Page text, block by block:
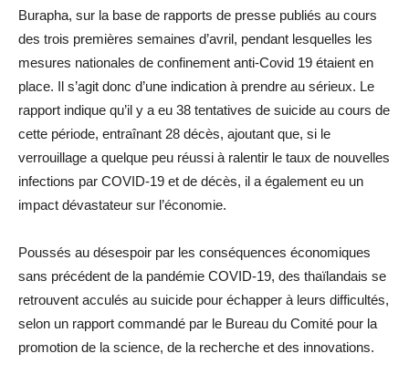
Burapha, sur la base de rapports de presse publiés au cours
des trois premières semaines d’avril, pendant lesquelles les
mesures nationales de confinement anti-Covid 19 étaient en
place. Il s’agit donc d’une indication à prendre au sérieux. Le
rapport indique qu’il y a eu 38 tentatives de suicide au cours de
cette période, entraînant 28 décès, ajoutant que, si le
verrouillage a quelque peu réussi à ralentir le taux de nouvelles
infections par COVID-19 et de décès, il a également eu un
impact dévastateur sur l’économie.
Poussés au désespoir par les conséquences économiques
sans précédent de la pandémie COVID-19, des thaïlandais se
retrouvent acculés au suicide pour échapper à leurs difficultés,
selon un rapport commandé par le Bureau du Comité pour la
promotion de la science, de la recherche et des innovations.